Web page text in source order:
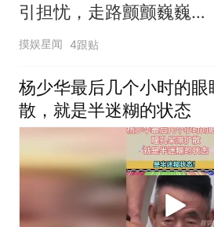
引担忧，走路颤颤巍巍全
程需人搀扶，步履蹒跚好
摸娱星闻 4跟贴
杨少华最后几个小时的
散，就是半迷糊的状态